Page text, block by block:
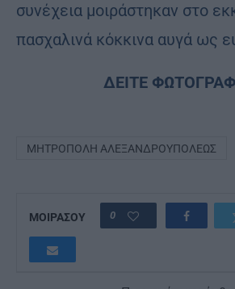
συνέχεια μοιράστηκαν στο
πασχαλινά κόκκινα αυγά ως
ΔΕΙΤΕ
ΜΗΤΡΌΠΟΛΗ ΑΛΕΞΑΝΔΡΟΥΠΌΛΕΩΣ
ΜΟΙΡΑΣΟΥ 0